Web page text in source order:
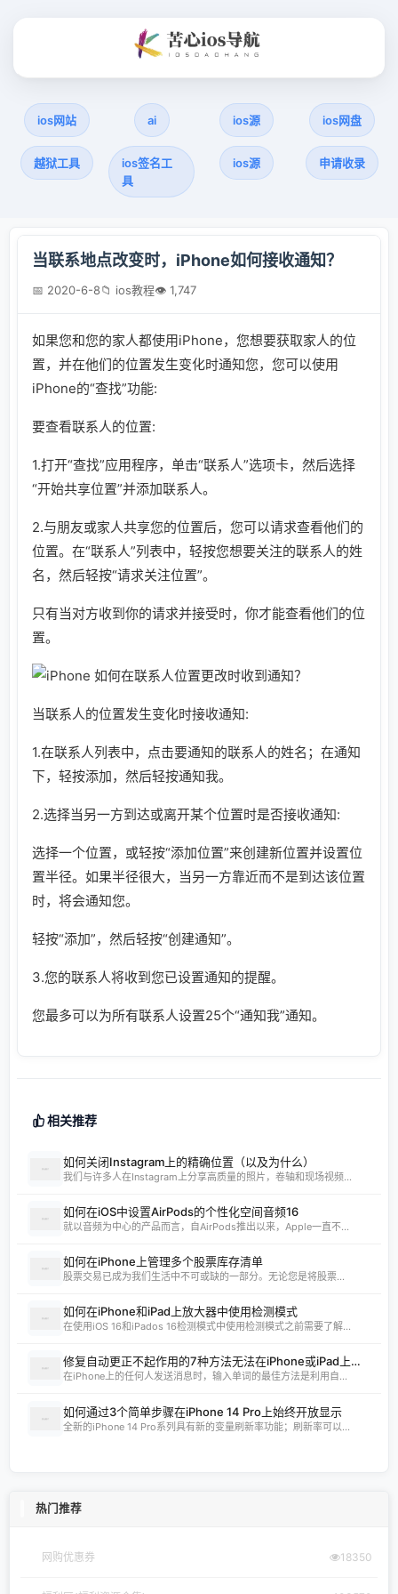
ios网站 ai ios源 ios网盘
越狱工具
ios签名工
具
ios源 申请收录
当联系地点改变时，iPhone如何接收通知？
📅 2020-6-8📁 ios教程👁 1,747
如果您和您的家人都使用iPhone，您想要获取家人的位
置，并在他们的位置发生变化时通知您，您可以使用
iPhone的“查找”功能:
要查看联系人的位置:
1.打开“查找”应用程序，单击“联系人”选项卡，然后选择
“开始共享位置”并添加联系人。
2.与朋友或家人共享您的位置后，您可以请求查看他们的
位置。在“联系人”列表中，轻按您想要关注的联系人的姓
名，然后轻按“请求关注位置”。
只有当对方收到你的请求并接受时，你才能查看他们的位
置。
当联系人的位置发生变化时接收通知:
1.在联系人列表中，点击要通知的联系人的姓名；在通知
下，轻按添加，然后轻按通知我。
2.选择当另一方到达或离开某个位置时是否接收通知:
选择一个位置，或轻按“添加位置”来创建新位置并设置位
置半径。如果半径很大，当另一方靠近而不是到达该位置
时，将会通知您。
轻按“添加”，然后轻按“创建通知”。
3.您的联系人将收到您已设置通知的提醒。
您最多可以为所有联系人设置25个“通知我”通知。
相关推荐
如何关闭Instagram上的精确位置（以及为什么）
我们与许多人在Instagram上分享高质量的照片，卷轴和现场视频...
如何在iOS中设置AirPods的个性化空间音频16
就以音频为中心的产品而言，自AirPods推出以来，Apple一直不...
如何在iPhone上管理多个股票库存清单
股票交易已成为我们生活中不可或缺的一部分。无论您是将股票...
如何在iPhone和iPad上放大器中使用检测模式
在使用iOS 16和iPados 16检测模式中使用检测模式之前需要了解...
修复自动更正不起作用的7种方法无法在iPhone或iPad上工作
在iPhone上的任何人发送消息时，输入单词的最佳方法是利用自...
如何通过3个简单步骤在iPhone 14 Pro上始终开放显示
全新的iPhone 14 Pro系列具有新的变量刷新率功能；刷新率可以...
热门推荐
网购优惠券 18350